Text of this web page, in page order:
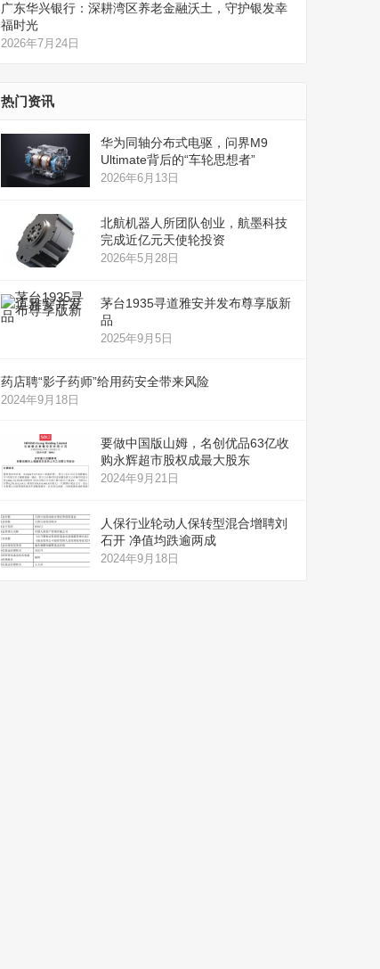
广东华兴银行：深耕湾区养老金融沃土，守护银发幸
福时光
2026年7月24日
热门资讯
华为同轴分布式电驱，问界M9
Ultimate背后的“车轮思想者”
2026年6月13日
北航机器人所团队创业，航墨科技
完成近亿元天使轮投资
2026年5月28日
茅台1935寻道雅安并发布尊享版新
品
2025年9月5日
药店聘“影子药师”给用药安全带来风险
2024年9月18日
要做中国版山姆，名创优品63亿收
购永辉超市股权成最大股东
2024年9月21日
人保行业轮动人保转型混合增聘刘
石开 净值均跌逾两成
2024年9月18日